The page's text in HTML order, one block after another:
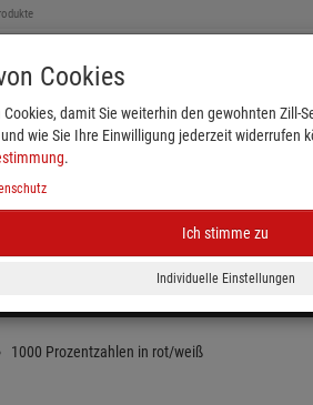
& Größenkennzeichnung
Plakate &
1000 Prozentzahlen in rot/weiß
Cookies
Cookies, damit Sie weiterhin den gewohnten Zill-
wie Sie Ihre Einwilligung jederzeit widerrufen
.
Ich stimme zu